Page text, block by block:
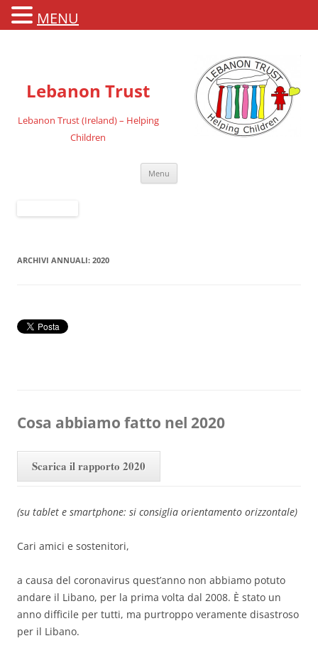
Lebanon Trust
Lebanon Trust (Ireland) – Helping
Children
Menu
ARCHIVI ANNUALI: 2020
Cosa abbiamo fatto nel 2020
Scarica il rapporto 2020
(su tablet e smartphone: si consiglia orientamento orizzontale)
Cari amici e sostenitori,
a causa del coronavirus quest’anno non abbiamo potuto
andare il Libano, per la prima volta dal 2008. È stato un
anno difficile per tutti, ma purtroppo veramente disastroso
per il Libano.
MENU